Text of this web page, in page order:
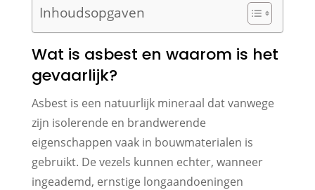
Inhoudsopgaven
Wat is asbest en waarom is het
gevaarlijk?
Asbest is een natuurlijk mineraal dat vanwege
zijn isolerende en brandwerende
eigenschappen vaak in bouwmaterialen is
gebruikt. De vezels kunnen echter, wanneer
ingeademd, ernstige longaandoeningen